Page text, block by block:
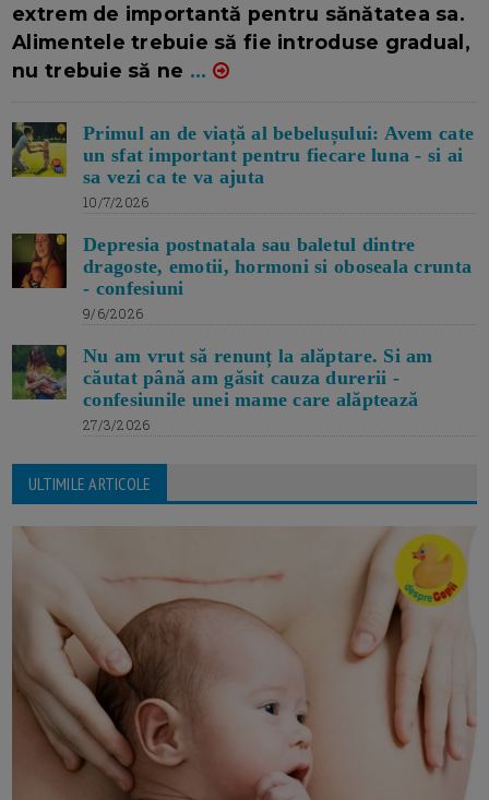
extrem de importantă pentru sănătatea sa.
Alimentele trebuie să fie introduse gradual,
nu trebuie să ne ...
Primul an de viață al bebelușului: Avem cate
un sfat important pentru fiecare luna - si ai
sa vezi ca te va ajuta
10/7/2026
Depresia postnatala sau baletul dintre
dragoste, emotii, hormoni si oboseala crunta
- confesiuni
9/6/2026
Nu am vrut să renunț la alăptare. Si am
căutat până am găsit cauza durerii -
confesiunile unei mame care alăptează
27/3/2026
ULTIMILE ARTICOLE